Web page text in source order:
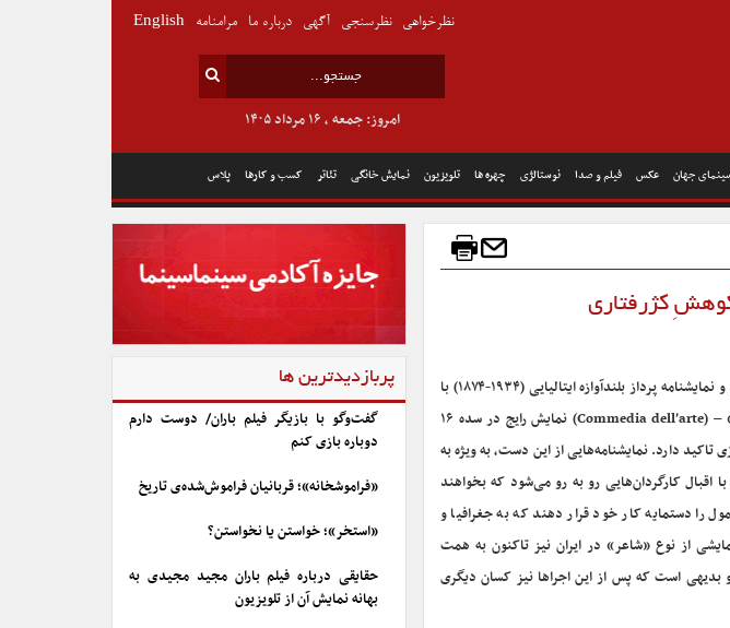
جهان عکس فیلم و صدا نوستالژی چهره ها تلویزیون نمایش خانگی تئاتر کسب و کارها پلاس
امروز: جمعه , ۱۶ مرداد ۱۴۰۵
نظرخواهی نظرسنجی آگهی درباره ما مرامنامه English
کژرفتاری
داریو نیکّودمی (Dario Niccodemi) رُمان‌نویس و نمایشنامه پرداز بلندآوازه ایتالیایی (۱۹۳۴-۱۸۷۴) با
وفاداری به سبک و شیوه نمایش «کمدی دلارته» – (Commedia dell’arte) نمایش رایج در سده ۱۶
تاکید دارد. نمایشنامه‌هایی از این دست، به ویژه به
اقبال کارگردان‌هایی رو به رو می‌شود که بخواهند
را دستمایه کار خود قرار دهند که به جغرافیا و
از نوع «شاعر» در ایران نیز تاکنون به همت
است که پس از این اجراها نیز کسان دیگری
پربازدیدترین ها
گفت‌وگو با بازیگر فیلم باران/ دوست دارم
دوباره بازی کنم
«فراموشخانه»؛ قربانیان فراموش‌شده‌ی تاریخ
«استخر»؛ خواستن یا نخواستن؟
حقایقی درباره فیلم باران مجید مجیدی به
بهانه نمایش آن از تلویزیون